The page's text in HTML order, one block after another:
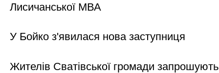
Лисичанської МВА
У Бойко з'явилася нова заступниця
Жителів Сватівської громади запрошують